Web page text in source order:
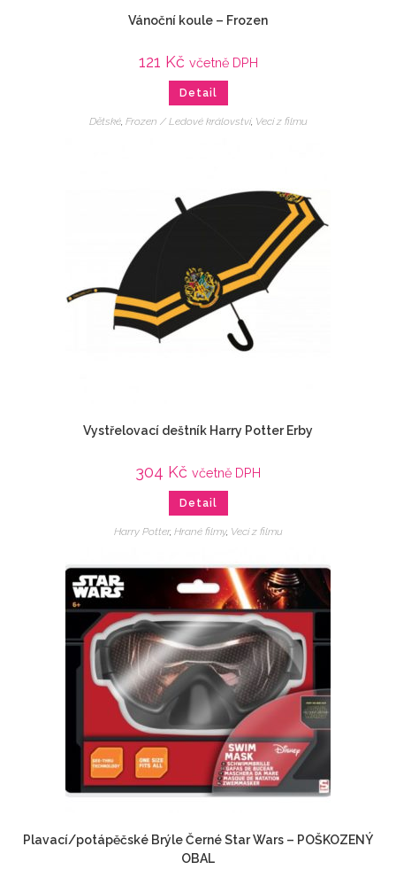
Vánoční koule – Frozen
121 Kč včetně DPH
Detail
Dětské, Frozen / Ledové království, Veci z filmu
Vystřelovací deštník Harry Potter Erby
304 Kč včetně DPH
Detail
Harry Potter, Hrané filmy, Veci z filmu
Plavací/potápěčské Brýle Černé Star Wars – POŠKOZENÝ
OBAL